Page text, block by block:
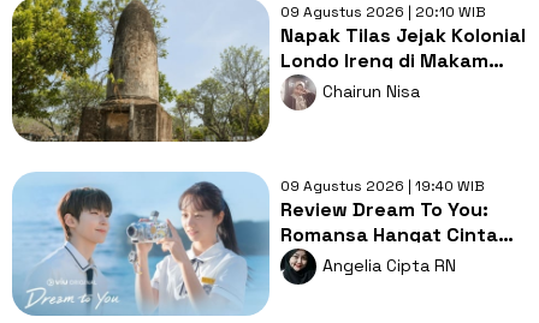
09 Agustus 2026 | 20:10 WIB
Napak Tilas Jejak Kolonial
Londo Ireng di Makam
Kherkof Purworejo
Chairun Nisa
09 Agustus 2026 | 19:40 WIB
Review Dream To You:
Romansa Hangat Cinta
Pertama, Luka dan
Impian
Angelia Cipta RN